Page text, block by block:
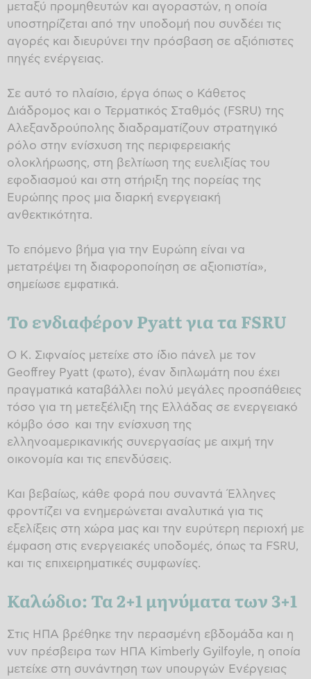
μεταξύ προμηθευτών και αγοραστών, η οποία
υποστηρίζεται από την υποδομή που συνδέει τις
αγορές και διευρύνει την πρόσβαση σε αξιόπιστες
πηγές ενέργειας.
Σε αυτό το πλαίσιο, έργα όπως ο Κάθετος
Διάδρομος και ο Τερματικός Σταθμός (FSRU) της
Αλεξανδρούπολης διαδραματίζουν στρατηγικό
ρόλο στην ενίσχυση της περιφερειακής
ολοκλήρωσης, στη βελτίωση της ευελιξίας του
εφοδιασμού και στη στήριξη της πορείας της
Ευρώπης προς μια διαρκή ενεργειακή
ανθεκτικότητα.
Το επόμενο βήμα για την Ευρώπη είναι να
μετατρέψει τη διαφοροποίηση σε αξιοπιστία»,
σημείωσε εμφατικά.
Το ενδιαφέρον Pyatt για τα FSRU
Ο Κ. Σιφναίος μετείχε στο ίδιο πάνελ με τον
Geoffrey Pyatt (φωτο), έναν διπλωμάτη που έχει
πραγματικά καταβάλλει πολύ μεγάλες προσπάθειες
τόσο για τη μετεξέλιξη της Ελλάδας σε ενεργειακό
κόμβο όσο και την ενίσχυση της
ελληνοαμερικανικής συνεργασίας με αιχμή την
οικονομία και τις επενδύσεις.
Και βεβαίως, κάθε φορά που συναντά Έλληνες
φροντίζει να ενημερώνεται αναλυτικά για τις
εξελίξεις στη χώρα μας και την ευρύτερη περιοχή με
έμφαση στις ενεργειακές υποδομές, όπως τα FSRU,
και τις επιχειρηματικές συμφωνίες.
Καλώδιο: Τα 2+1 μηνύματα των 3+1
Στις ΗΠΑ βρέθηκε την περασμένη εβδομάδα και η
νυν πρέσβειρα των ΗΠΑ Kimberly Gyilfoyle, η οποία
μετείχε στη συνάντηση των υπουργών Ενέργειας